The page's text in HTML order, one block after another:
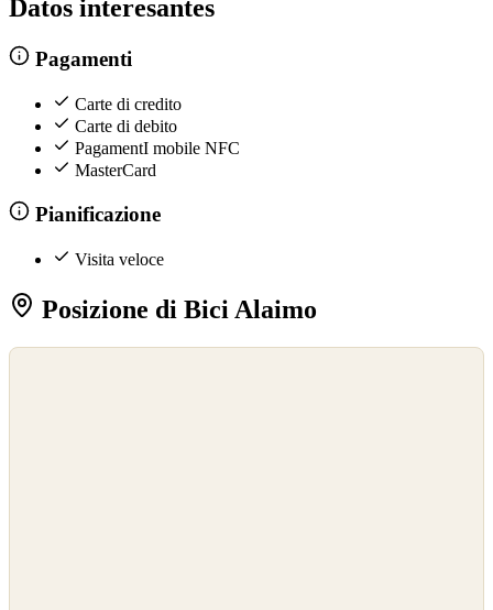
Datos interesantes
Pagamenti
Carte di credito
Carte di debito
PagamentI mobile NFC
MasterCard
Pianificazione
Visita veloce
Posizione di Bici Alaimo